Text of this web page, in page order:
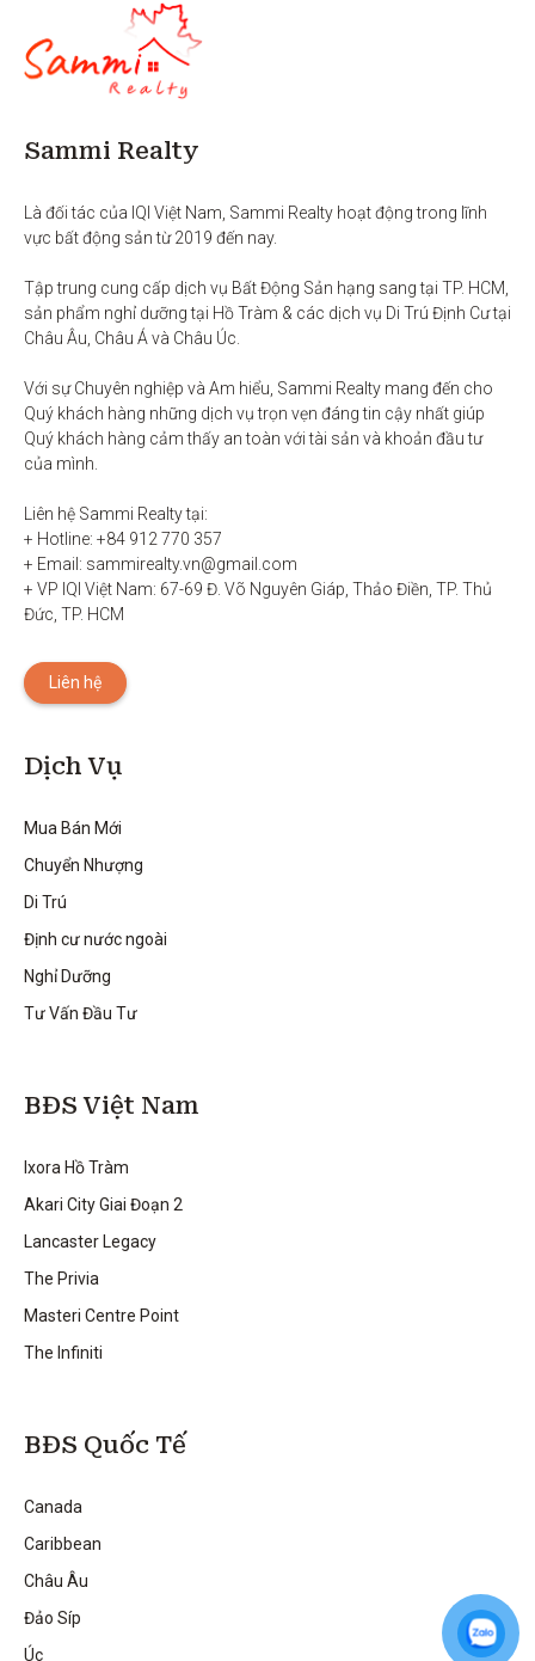
Sammi Realty
Là đối tác của IQI Việt Nam, Sammi Realty hoạt động trong lĩnh
vực bất động sản từ 2019 đến nay.
Tập trung cung cấp dịch vụ Bất Động Sản hạng sang tại TP. HCM,
sản phẩm nghỉ dưỡng tại Hồ Tràm & các dịch vụ Di Trú Định Cư tại
Châu Âu, Châu Á và Châu Úc.
Với sự Chuyên nghiệp và Am hiểu, Sammi Realty mang đến cho
Quý khách hàng những dịch vụ trọn vẹn đáng tin cậy nhất giúp
Quý khách hàng cảm thấy an toàn với tài sản và khoản đầu tư
của mình.
Liên hệ Sammi Realty tại:
+ Hotline: +84 912 770 357
+ Email: sammirealty.vn@gmail.com
+ VP IQI Việt Nam: 67-69 Đ. Võ Nguyên Giáp, Thảo Điền, TP. Thủ
Đức, TP. HCM
Liên hệ
Dịch Vụ
Mua Bán Mới
Chuyển Nhượng
Di Trú
Định cư nước ngoài
Nghỉ Dưỡng
Tư Vấn Đầu Tư
BĐS Việt Nam
Ixora Hồ Tràm
Akari City Giai Đoạn 2
Lancaster Legacy
The Privia
Masteri Centre Point
The Infiniti
BĐS Quốc Tế
Canada
Caribbean
Châu Âu
Đảo Síp
Úc